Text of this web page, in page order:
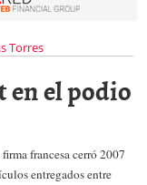
Torres
en el podio
francesa cerró 2007
entregados entre